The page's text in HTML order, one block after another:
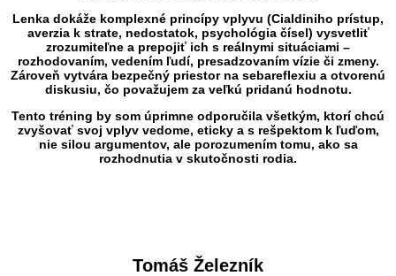
Lenka dokáže komplexné princípy vplyvu (Cialdiniho prístup,
averzia k strate, nedostatok, psychológia čísel) vysvetliť
zrozumiteľne a prepojiť ich s reálnymi situáciami –
rozhodovaním, vedením ľudí, presadzovaním vízie či zmeny.
Zároveň vytvára bezpečný priestor na sebareflexiu a otvorenú
diskusiu, čo považujem za veľkú pridanú hodnotu.
Tento tréning by som úprimne odporučila všetkým, ktorí chcú
zvyšovať svoj vplyv vedome, eticky a s rešpektom k ľuďom,
nie silou argumentov, ale porozumením tomu, ako sa
rozhodnutia v skutočnosti rodia.
Tomáš Železník